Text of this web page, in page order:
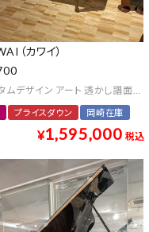
（カワイ）
ムデザイン アート 透かし譜面
プライスダウン 岡崎在庫
¥1,595,000 税込